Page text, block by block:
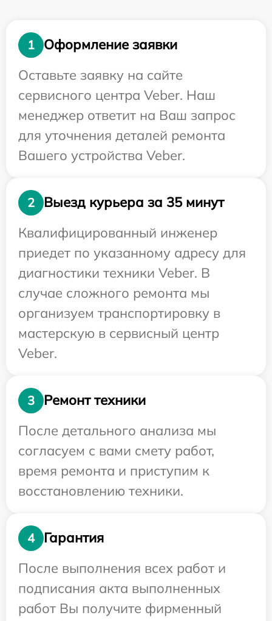
1
Оформление заявки
Оставьте заявку на сайте
сервисного центра Veber. Наш
менеджер ответит на Ваш запрос
для уточнения деталей ремонта
Вашего устройства Veber.
2
Выезд курьера за 35 минут
Квалифицированный инженер
приедет по указанному адресу для
диагностики техники Veber. В
случае сложного ремонта мы
организуем транспортировку в
мастерскую в сервисный центр
Veber.
3
Ремонт техники
После детального анализа мы
согласуем с вами смету работ,
время ремонта и приступим к
восстановлению техники.
4
Гарантия
После выполнения всех работ и
подписания акта выполненных
работ Вы получите фирменный